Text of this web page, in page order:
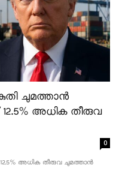
ചുമത്താൻ
12.5% അധിക തീരുവ
0
അധിക തീരുവ ചുമത്താൻ